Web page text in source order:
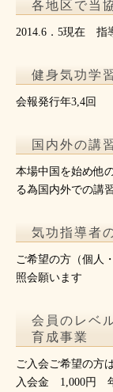
各地区で当
2014.6．5現在 指
健身気功学
会報発行年3,4回
国内外の講
本場中国を始め他
る為国内外での講
気功指導者
ご希望の方（個人
照会願います
会員のレベ
育成事業
ご入会ご希望の方
入会金 1,000円